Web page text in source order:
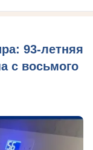
93-летняя
с восьмого